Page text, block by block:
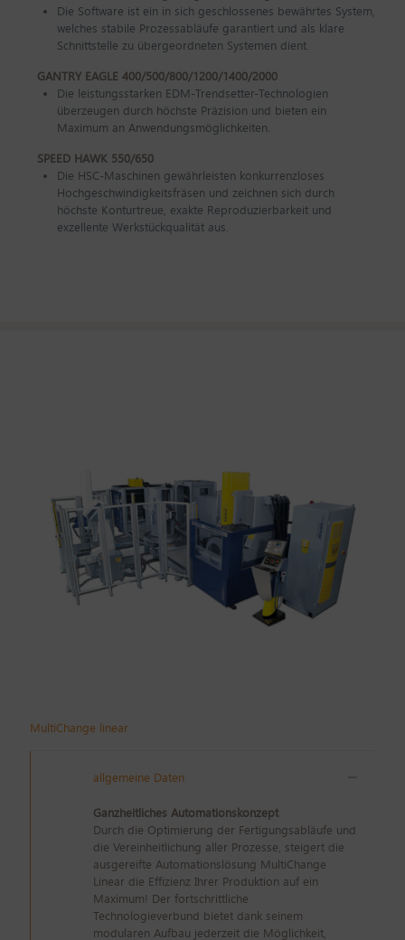
Die Software ist ein in sich geschlossenes bewährtes System,
welches stabile Prozessabläufe garantiert und als klare
Schnittstelle zu übergeordneten Systemen dient.
GANTRY EAGLE 400/500/800/1200/1400/2000
Die leistungsstarken EDM-Trendsetter-Technologien
überzeugen durch höchste Präzision und bieten ein
Maximum an Anwendungsmöglichkeiten.
SPEED HAWK 550/650
Die HSC-Maschinen gewährleisten konkurrenzloses
Hochgeschwindigkeitsfräsen und zeichnen sich durch
höchste Konturtreue, exakte Reproduzierbarkeit und
exzellente Werkstückqualität aus.
MultiChange linear
allgemeine Daten
Ganzheitliches Automationskonzept
Durch die Optimierung der Fertigungsabläufe und
die Vereinheitlichung aller Prozesse, steigert die
ausgereifte Automationslösung MultiChange
Linear die Effizienz Ihrer Produktion auf ein
Maximum! Der fortschrittliche
Technologieverbund bietet dank seinem
modularen Aufbau jederzeit die Möglichkeit,